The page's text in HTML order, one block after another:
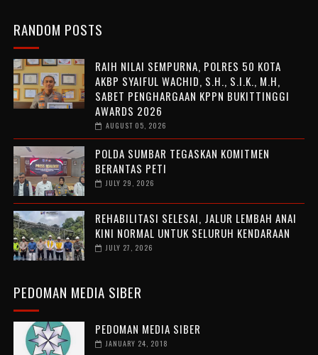
RANDOM POSTS
RAIH NILAI SEMPURNA, POLRES 50 KOTA
AKBP SYAIFUL WACHID, S.H., S.I.K., M.H,
SABET PENGHARGAAN KPPN BUKITTINGGI
AWARDS 2026
AUGUST 05, 2026
POLDA SUMBAR TEGASKAN KOMITMEN
BERANTAS PETI
JULY 29, 2026
REHABILITASI SELESAI, JALUR LEMBAH ANAI
KINI NORMAL UNTUK SELURUH KENDARAAN
JULY 27, 2026
PEDOMAN MEDIA SIBER
PEDOMAN MEDIA SIBER
JANUARY 24, 2018